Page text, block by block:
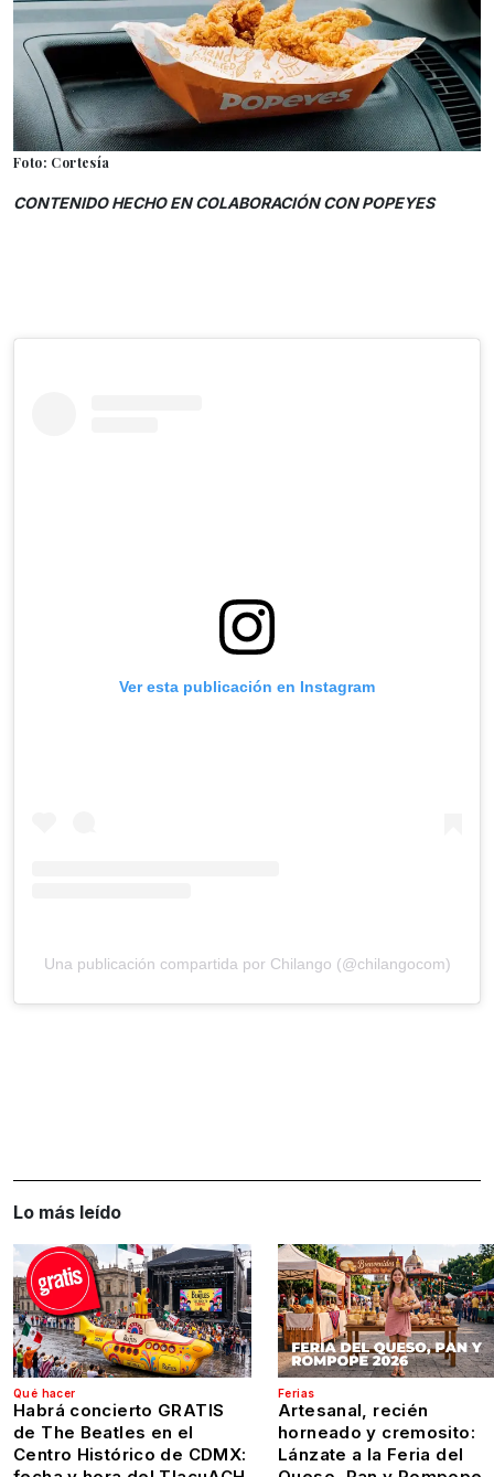
Foto: Cortesía
CONTENIDO HECHO EN COLABORACIÓN CON POPEYES
Ver esta publicación en Instagram
Una publicación compartida por Chilango (@chilangocom)
Lo más leído
Qué hacer
Habrá concierto GRATIS
de The Beatles en el
Centro Histórico de CDMX:
Ferias
Artesanal, recién
horneado y cremosito:
Lánzate a la Feria del